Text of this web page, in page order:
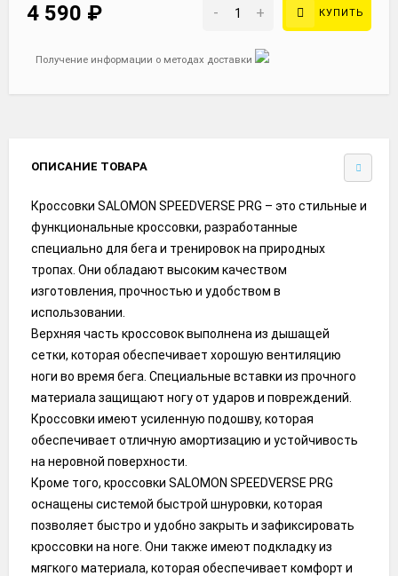
4 590 ₽ - + КУПИТЬ
Получение информации о методах доставки
ОПИСАНИЕ ТОВАРА
Кроссовки SALOMON SPEEDVERSE PRG – это стильные и
функциональные кроссовки, разработанные
специально для бега и тренировок на природных
тропах. Они обладают высоким качеством
изготовления, прочностью и удобством в
использовании.
Верхняя часть кроссовок выполнена из дышащей
сетки, которая обеспечивает хорошую вентиляцию
ноги во время бега. Специальные вставки из прочного
материала защищают ногу от ударов и повреждений.
Кроссовки имеют усиленную подошву, которая
обеспечивает отличную амортизацию и устойчивость
на неровной поверхности.
Кроме того, кроссовки SALOMON SPEEDVERSE PRG
оснащены системой быстрой шнуровки, которая
позволяет быстро и удобно закрыть и зафиксировать
кроссовки на ноге. Они также имеют подкладку из
мягкого материала, которая обеспечивает комфорт и